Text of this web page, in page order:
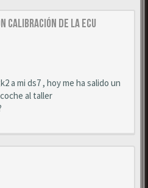
calibración de la ECU
a mi ds7 , hoy me ha salido un
al taller